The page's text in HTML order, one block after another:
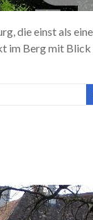
die einst als
im Berg mit